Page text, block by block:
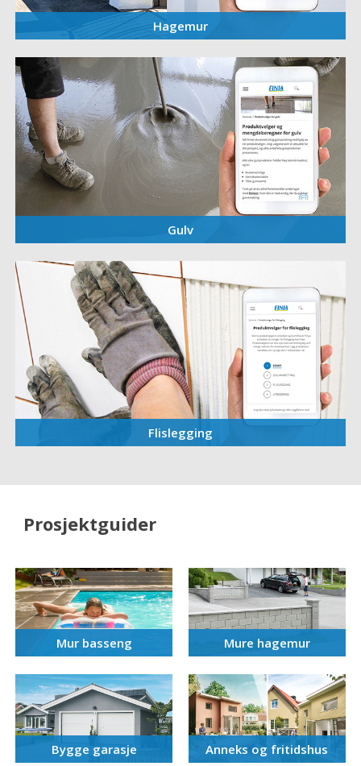
Hagemur
Gulv
Flislegging
Prosjektguider
Mur basseng Mure hagemur
Bygge garasje Anneks og fritidshus